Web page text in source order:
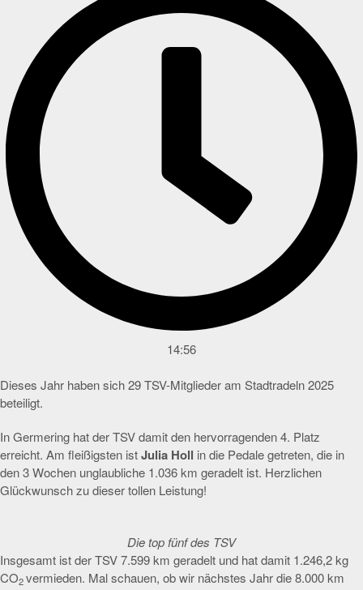
14:56
Dieses Jahr haben sich 29 TSV-Mitglieder am Stadtradeln 2025
beteiligt.
In Germering hat der TSV damit den hervorragenden 4. Platz
erreicht. Am fleißigsten istJulia Holl in die Pedale getreten, die in
den 3 Wochen unglaubliche 1.036 km geradelt ist. Herzlichen
Glückwunsch zu dieser tollen Leistung!
Die top fünf des TSV
Insgesamt ist der TSV 7.599 km geradelt und hat damit 1.246,2 kg
CO2vermieden. Mal schauen, ob wir nächstes Jahr die 8.000 km